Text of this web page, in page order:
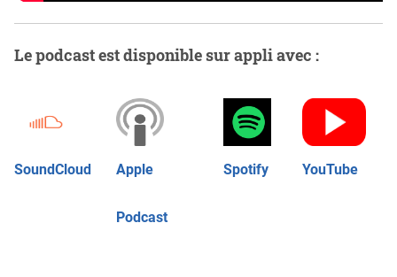
Le podcast est disponible sur appli avec :
SoundCloud Apple
Podcast
Spotify YouTube